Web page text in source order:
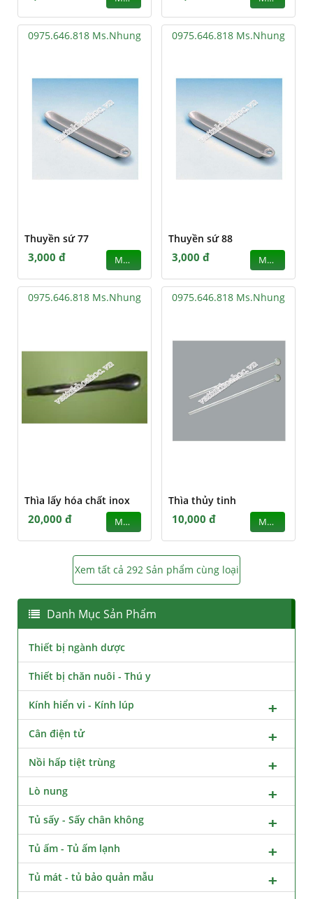
0975.646.818 Ms.Nhung
Thuyền sứ 77
3,000 đ MUA
0975.646.818 Ms.Nhung
Thuyền sứ 88
3,000 đ MUA
0975.646.818 Ms.Nhung
Thìa lấy hóa chất inox
20,000 đ MUA
0975.646.818 Ms.Nhung
Thìa thủy tinh
10,000 đ MUA
Xem tất cả 292 Sản phẩm cùng loại
Danh Mục Sản Phẩm
Thiết bị ngành dược
Thiết bị chăn nuôi - Thú y
Kính hiển vi - Kính lúp
Cân điện tử
Nồi hấp tiệt trùng
Lò nung
Tủ sấy - Sấy chân không
Tủ ấm - Tủ ấm lạnh
Tủ mát - tủ bảo quản mẫu